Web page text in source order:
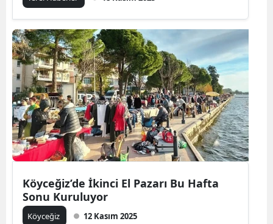
Köyceğiz’de İkinci El Pazarı Bu Hafta
Sonu Kuruluyor
Köyceğiz 12 Kasım 2025